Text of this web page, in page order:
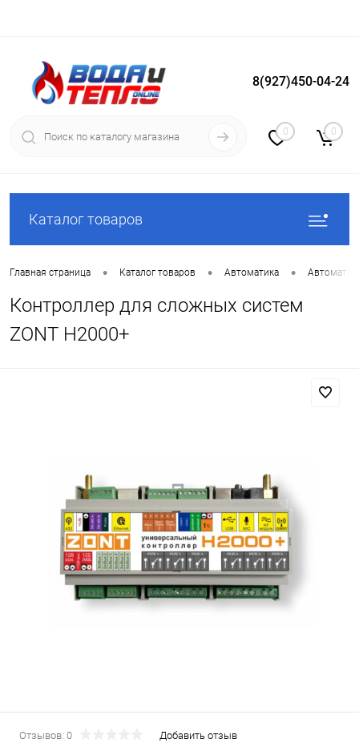
Вход Регистрация
8(927)450-04-24
0 0
Каталог товаров
Главная страница • Каталог товаров • Автоматика •
Контроллер для сложных систем
ZONT H2000+
Отзывов: 0
Добавить отзыв